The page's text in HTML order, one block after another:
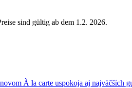
sind gültig ab dem 1.2. 2026.
À la carte uspokoja aj najväčších